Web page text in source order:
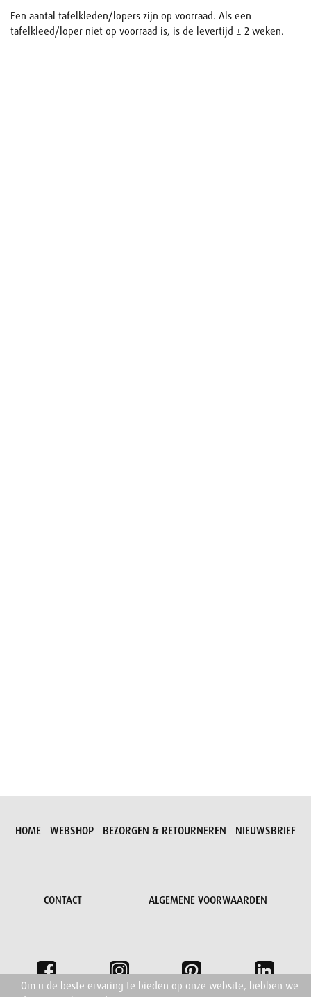
Een aantal tafelkleden/lopers zijn op voorraad. Als een
tafelkleed/loper niet op voorraad is, is de levertijd ± 2 weken.
HOME WEBSHOP BEZORGEN & RETOURNEREN NIEUWSBRIEF
CONTACT ALGEMENE VOORWAARDEN
Om u de beste ervaring te bieden op onze website, hebben we